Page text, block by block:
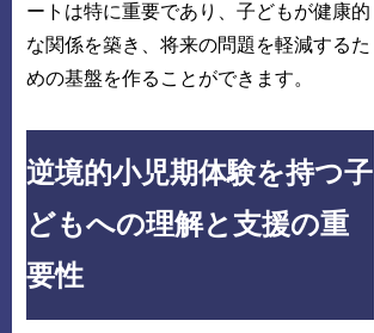
ートは特に重要であり、子どもが健康的
な関係を築き、将来の問題を軽減するた
めの基盤を作ることができます。
逆境的小児期体験を持つ子
どもへの理解と支援の重
要性